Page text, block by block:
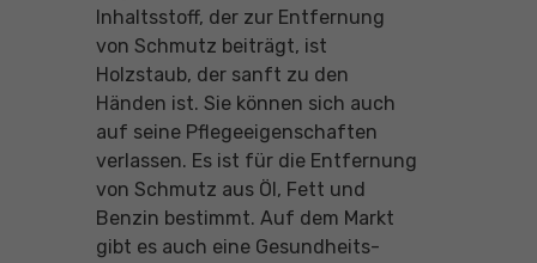
Inhaltsstoff, der zur Entfernung
von Schmutz beiträgt, ist
Holzstaub, der sanft zu den
Händen ist. Sie können sich auch
auf seine Pflegeeigenschaften
verlassen. Es ist für die Entfernung
von Schmutz aus Öl, Fett und
Benzin bestimmt. Auf dem Markt
gibt es auch eine Gesundheits-